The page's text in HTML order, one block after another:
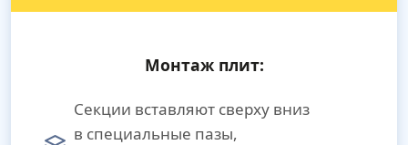
Монтаж плит:
Секции вставляют сверху вниз
в специальные пазы,